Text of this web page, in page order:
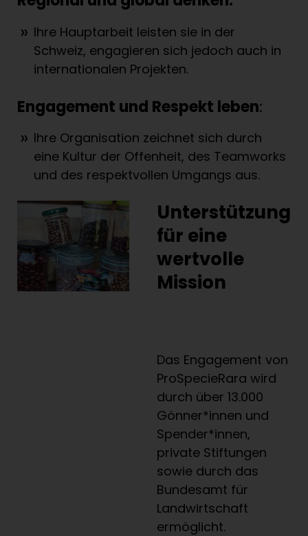
Ihre Hauptarbeit leisten sie in der
Schweiz, engagieren sich jedoch auch in
internationalen Projekten.
Engagement und Respekt leben:
Ihre Organisation zeichnet sich durch
eine Kultur der Offenheit, des Teamworks
und des respektvollen Umgangs aus.
Unterstützung
für eine
wertvolle
Mission
Das Engagement von
ProSpecieRara wird
durch über 13.000
Gönner*innen und
Spender*innen,
private Stiftungen
sowie durch das
Bundesamt für
Landwirtschaft
ermöglicht.